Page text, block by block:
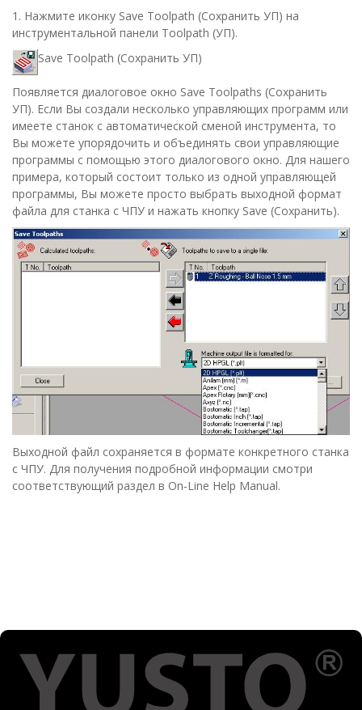
1. Нажмите иконку Save Toolpath (Сохранить УП) на
инструментальной панели Toolpath (УП).
Save Toolpath (Сохранить УП)
Появляется диалоговое окно Save Toolpaths (Сохранить
УП). Если Вы создали несколько управляющих программ или
имеете станок с автоматической сменой инструмента, то
Вы можете упорядочить и объединять свои управляющие
программы с помощью этого диалогового окно. Для нашего
примера, который состоит только из одной управляющей
программы, Вы можете просто выбрать выходной формат
файла для станка с ЧПУ и нажать кнопку Save (Сохранить).
Выходной файл сохраняется в формате конкретного станка
с ЧПУ. Для получения подробной информации смотри
соответствующий раздел в On-Line Help Manual.